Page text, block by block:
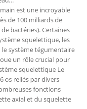
est une incroyable
de 100 milliards de
bactéries). Certaines
squelettique, les
système tégumentaire
un rôle crucial pour
squelettique Le
os reliés par divers
fonctions
axial et du squelette